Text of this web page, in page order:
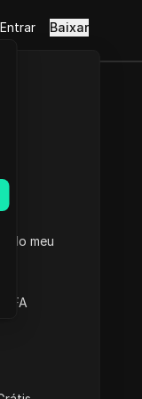
do meu
2FA
Entrar Baixar